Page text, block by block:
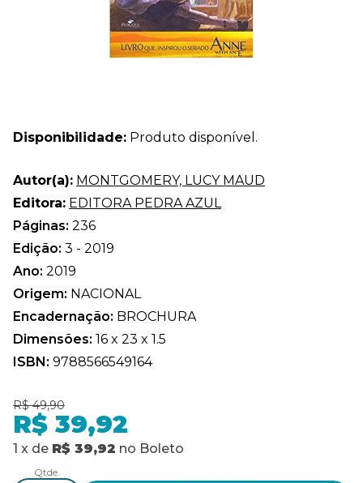
Disponibilidade: Produto disponível.
Autor(a): MONTGOMERY, LUCY MAUD
Editora: EDITORA PEDRA AZUL
Páginas: 236
Edição: 3 - 2019
Ano: 2019
Origem: NACIONAL
Encadernação: BROCHURA
Dimensões: 16 x 23 x 1.5
ISBN: 9788566549164
R$ 49,90
R$ 39,92
1 x de R$ 39,92 no Boleto
Qtde.